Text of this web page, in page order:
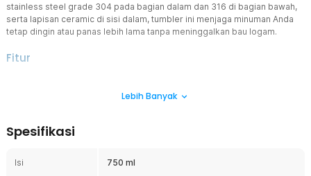
stainless steel grade 304 pada bagian dalam dan 316 di bagian bawah,
serta lapisan ceramic di sisi dalam, tumbler ini menjaga minuman Anda
tetap dingin atau panas lebih lama tanpa meninggalkan bau logam.
Fitur
Tidak semua tumbler stainless steel diciptakan sama. Tumbler
terhadap korosi dan paparan asam. Artinya, minuman asam
risiko kontaminasi logam ke minuman Anda.
Lebih Banyak
Spesifikasi
Isi 750 ml